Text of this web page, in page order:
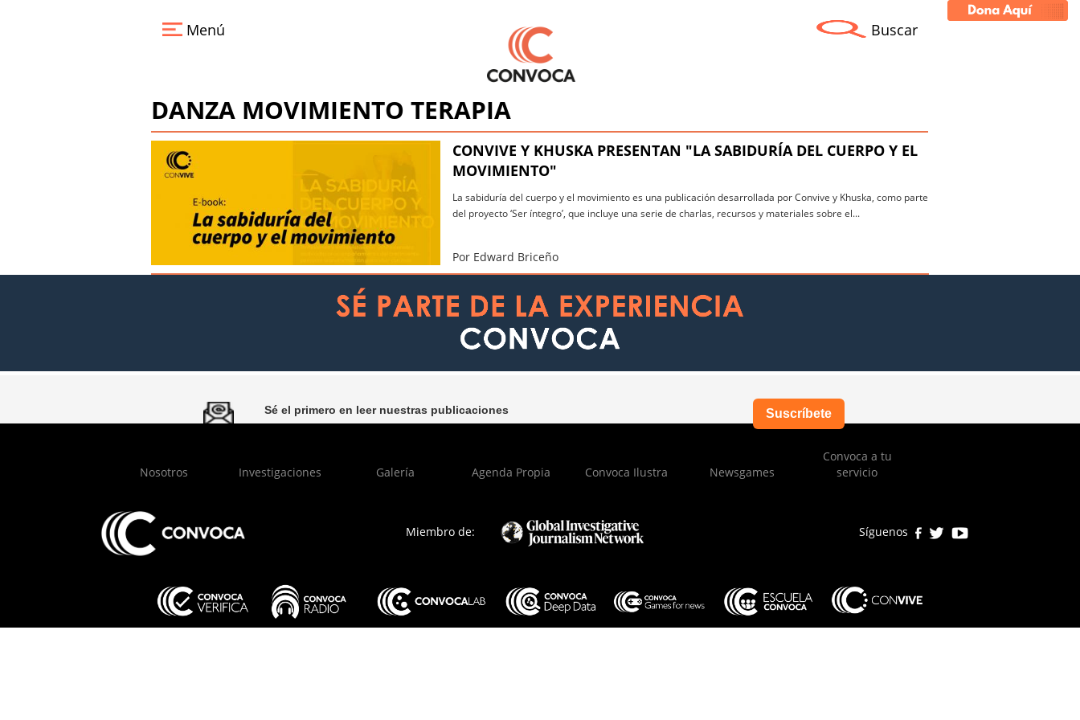
Menú Buscar
DANZA MOVIMIENTO TERAPIA
CONVIVE Y KHUSKA PRESENTAN "LA SABIDURÍA DEL CUERPO Y EL
MOVIMIENTO"
La sabiduría del cuerpo y el movimiento es una publicación desarrollada por Convive y Khuska, como parte
del proyecto ‘Ser íntegro’, que incluye una serie de charlas, recursos y materiales sobre el...
Por Edward Briceño
Sé el primero en leer nuestras publicaciones Suscríbete
Nosotros Investigaciones Galería Agenda Propia Convoca Ilustra Newsgames
Convoca a tu
servicio
Miembro de: Síguenos